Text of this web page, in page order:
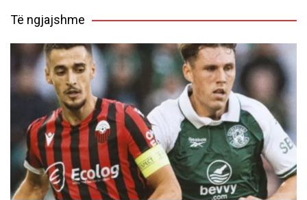
Të ngjajshme